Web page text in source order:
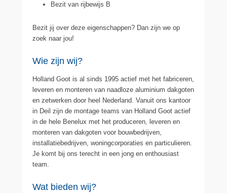
Bezit van rijbewijs B
Bezit jij over deze eigenschappen? Dan zijn we op
zoek naar jou!
Wie zijn wij?
Holland Goot is al sinds 1995 actief met het fabriceren,
leveren en monteren van naadloze aluminium dakgoten
en zetwerken door heel Nederland. Vanuit ons kantoor
in Deil zijn de montage teams van Holland Goot actief
in de hele Benelux met het produceren, leveren en
monteren van dakgoten voor bouwbedrijven,
installatiebedrijven, woningcorporaties en particulieren.
Je komt bij ons terecht in een jong en enthousiast
team.
Wat bieden wij?